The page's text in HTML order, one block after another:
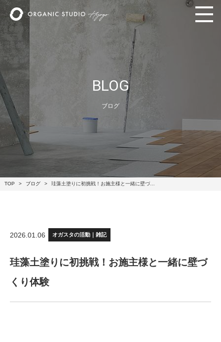
BLOG
ブログ
TOP ブログ 珪藻土塗りに初挑戦！お施主様と一緒に壁づ…
2026.01.06 オガスタの活動｜雑記
珪藻土塗りに初挑戦！お施主様と一緒に壁づ
くり体験